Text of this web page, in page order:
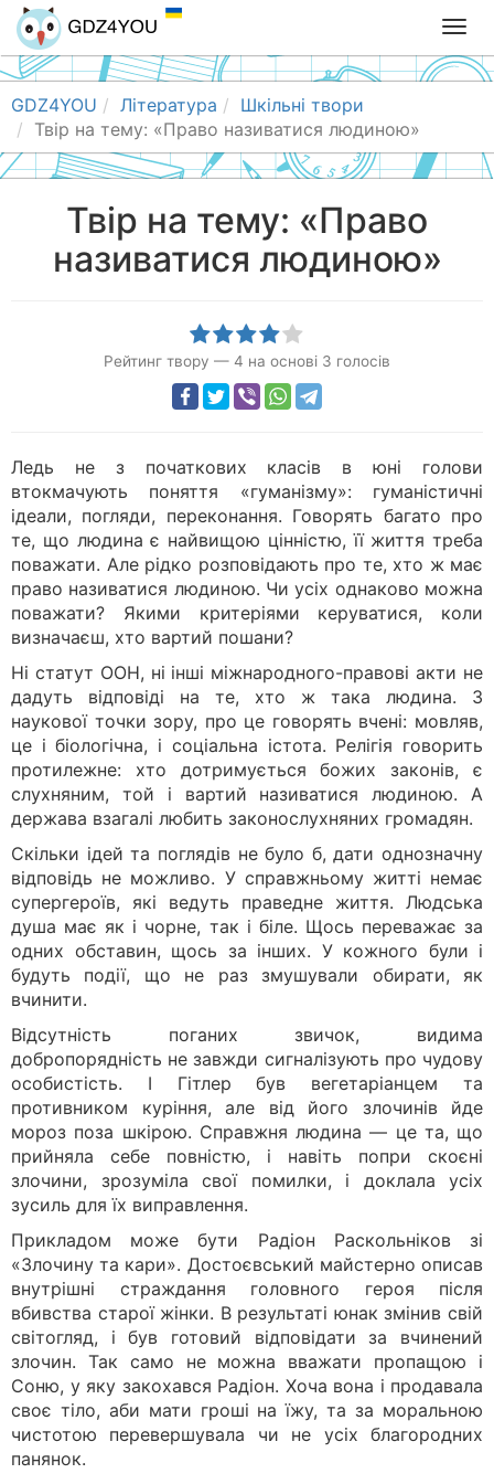
T
o
g
e
n
GDZ4YOU Література
Шкільні твори
Твір на тему: «Право називатися людиною»
Твір на тему: «Право
називатися людиною»
Рейтинг твору — 4 на основі 3 голосів
Ледь не з початкових класів в юні голови
втокмачують поняття «гуманізму»: гуманістичні
ідеали, погляди, переконання. Говорять багато про
те, що людина є найвищою цінністю, її життя треба
поважати. Але рідко розповідають про те, хто ж має
право називатися людиною. Чи усіх однаково можна
поважати? Якими критеріями керуватися, коли
визначаєш, хто вартий пошани?
Ні статут ООН, ні інші міжнародного-правові акти не
дадуть відповіді на те, хто ж така людина. З
наукової точки зору, про це говорять вчені: мовляв,
це і біологічна, і соціальна істота. Релігія говорить
протилежне: хто дотримується божих законів, є
слухняним, той і вартий називатися людиною. А
держава взагалі любить законослухняних громадян.
Скільки ідей та поглядів не було б, дати однозначну
відповідь не можливо. У справжньому житті немає
супергероїв, які ведуть праведне життя. Людська
душа має як і чорне, так і біле. Щось переважає за
одних обставин, щось за інших. У кожного були і
будуть події, що не раз змушували обирати, як
вчинити.
Відсутність поганих звичок, видима
добропорядність не завжди сигналізують про чудову
особистість. І Гітлер був вегетаріанцем та
противником куріння, але від його злочинів йде
мороз поза шкірою. Справжня людина — це та, що
прийняла себе повністю, і навіть попри скоєні
злочини, зрозуміла свої помилки, і доклала усіх
зусиль для їх виправлення.
Прикладом може бути Радіон Раскольніков зі
«Злочину та кари». Достоєвський майстерно описав
внутрішні страждання головного героя після
вбивства старої жінки. В результаті юнак змінив свій
світогляд, і був готовий відповідати за вчинений
злочин. Так само не можна вважати пропащою і
Соню, у яку закохався Радіон. Хоча вона і продавала
своє тіло, аби мати гроші на їжу, та за моральною
чистотою перевершувала чи не усіх благородних
панянок.